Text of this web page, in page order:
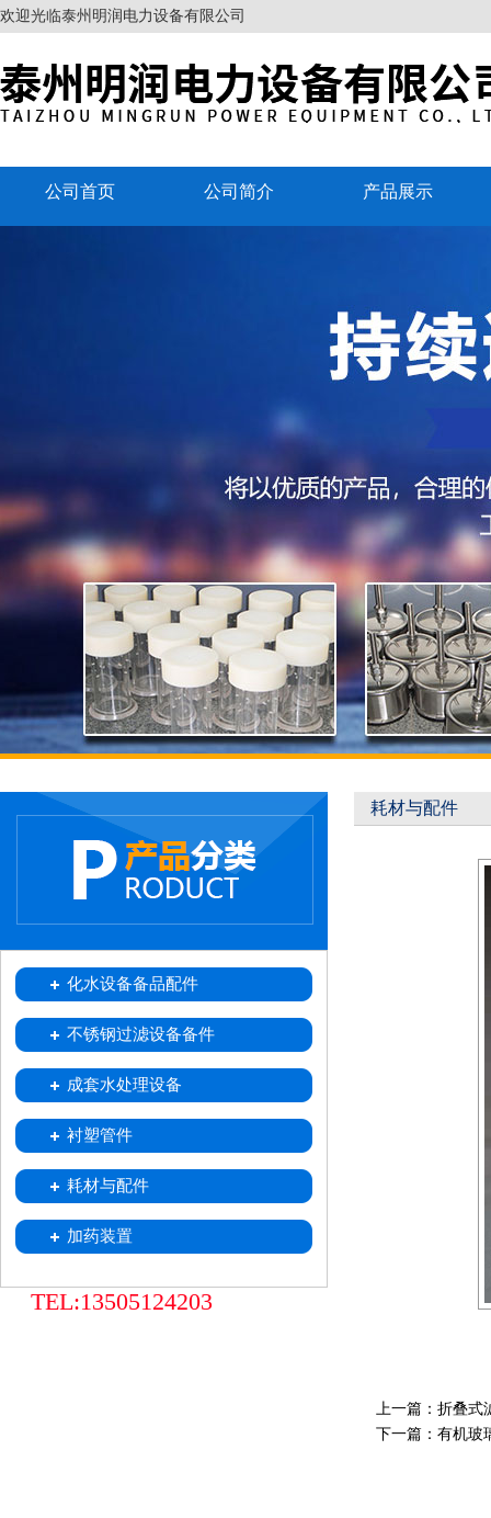
欢迎光临泰州明润电力设备有限公司
公司首页 公司简介 产品展示
化水设备备品配件
喷射器
不锈钢移动式树脂小车
树脂捕捉器
酸雾吸收器
不锈钢过滤设备备件
中排装置
不锈钢滤水帽
不锈钢滤元
成套水处理设备
衬塑管件
耗材与配件
加药装置
TEL:13505124203
耗材与配件
上一篇： 折叠式
下一篇： 有机玻